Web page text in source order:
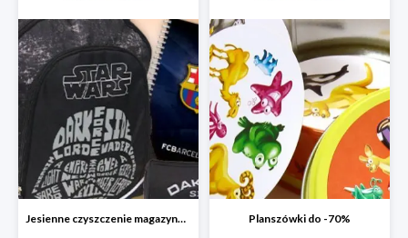
Jesienne czyszczenie magazynu do -70% Planszówki do -70%